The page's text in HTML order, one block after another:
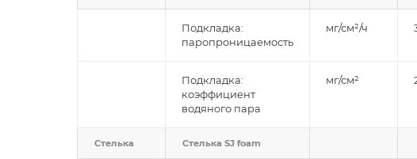
Подкладка:
паропроницаемость
мг/см²/ч
Подкладка:
коэффициент
водяного пара
мг/см²
Стелька Стелька SJ foam